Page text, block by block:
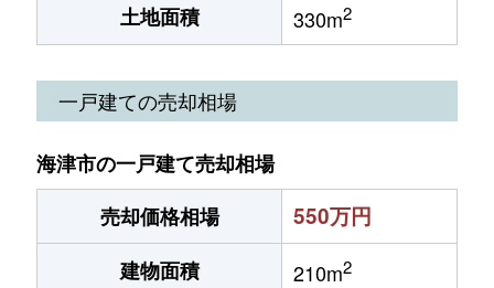
土地面積
330m2
一戸建ての売却相場
海津市の一戸建て売却相場
売却価格相場
550万円
建物面積 210m2